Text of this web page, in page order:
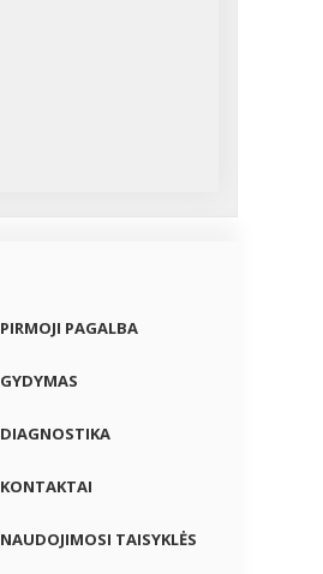
PIRMOJI PAGALBA
GYDYMAS
DIAGNOSTIKA
KONTAKTAI
NAUDOJIMOSI TAISYKLĖS